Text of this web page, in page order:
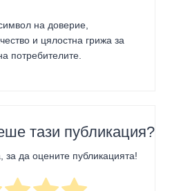
на доверие,
и цялостна грижа за
потребителите.
тази публикация?
за да оцените публикацията!